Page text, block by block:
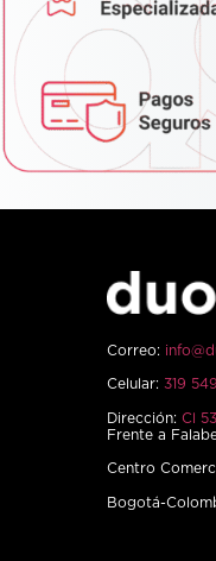
Correo:
Celular: 319
Dirección: Cl
Frente a
Centro
Bogotá-